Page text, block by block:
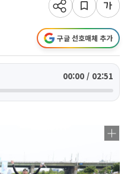
구글 선호매체 추가
00:00 / 02:51